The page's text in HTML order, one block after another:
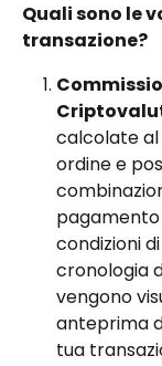
Quali sono le
transazione?
calcolate
ordine e
pagamento
condizioni
cronologia
vengono
anteprima
tua